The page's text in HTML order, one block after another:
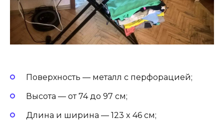
Поверхность — металл с перфорацией;
Высота — от 74 до 97 см;
Длина и ширина — 123 x 46 см;